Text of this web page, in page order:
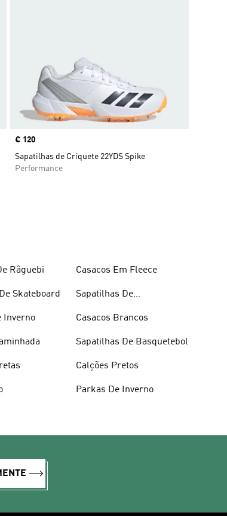
Price
€ 120
Sapatilhas de Críquete 22YDS Spike
Performance
Râguebi
Skateboard
Inverno
Casacos Em Fleece
Sapatilhas De
Casacos Brancos
Sapatilhas De Basquetebol
Calções Pretos
Parkas De Inverno